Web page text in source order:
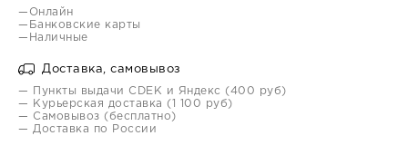
—Онлайн
—Банковские карты
—Наличные
Доставка, самовывоз
— Пункты выдачи CDEK и Яндекс (400 руб)
— Курьерская доставка (1 100 руб)
— Самовывоз (бесплатно)
— Доставка по России